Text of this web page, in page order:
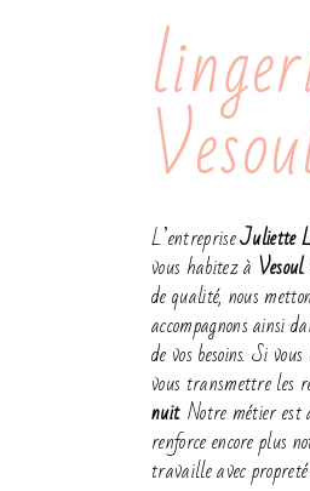
L’entrepriseJuliette
vous habitez à Vesoul
de qualité, nous
accompagnons ainsi
de vos besoins. Si
vous transmettre les
nuit. Notre métier est
renforce encore plus
travaille avec